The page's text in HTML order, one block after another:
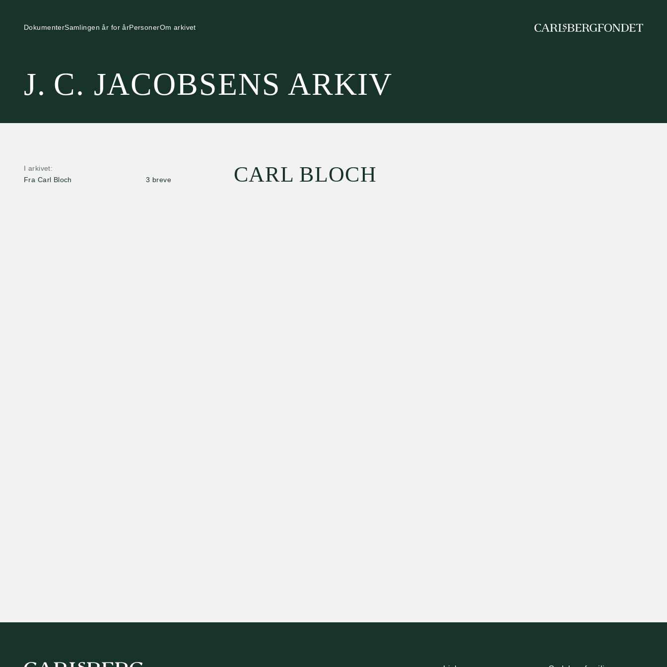
DokumenterSamlingen år for årPersonerOm arkivet
J. C. JACOBSENS ARKIV
I arkivet
Fra Carl Bloch
3 breve CARL BLOCH